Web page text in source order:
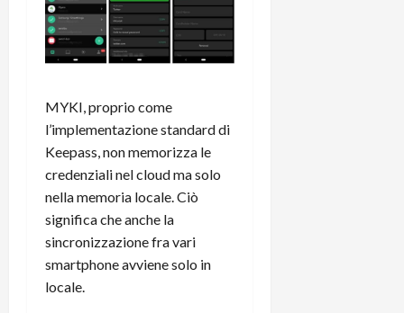
MYKI, proprio come
l’implementazione standard di
Keepass, non memorizza le
credenziali nel cloud ma solo
nella memoria locale. Ciò
significa che anche la
sincronizzazione fra vari
smartphone avviene solo in
locale.